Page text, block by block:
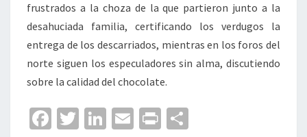
frustrados a la choza de la que partieron junto a la
desahuciada familia, certificando los verdugos la
entrega de los descarriados, mientras en los foros del
norte siguen los especuladores sin alma, discutiendo
sobre la calidad del chocolate.
Fa T
Li
E
Pr